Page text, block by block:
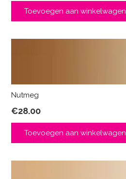
Toevoegen aan winkelwagen
Nutmeg
€28.00
Toevoegen aan winkelwagen